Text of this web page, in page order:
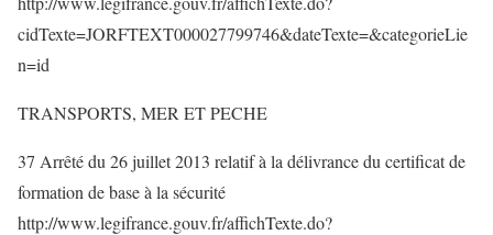
cidTexte=JORFTEXT000027799746&dateTexte=&categorieLie
n=id
TRANSPORTS, MER ET PECHE
37 Arrêté du 26 juillet 2013 relatif à la délivrance du certificat de
formation de base à la sécurité
http://www.legifrance.gouv.fr/affichTexte.do?